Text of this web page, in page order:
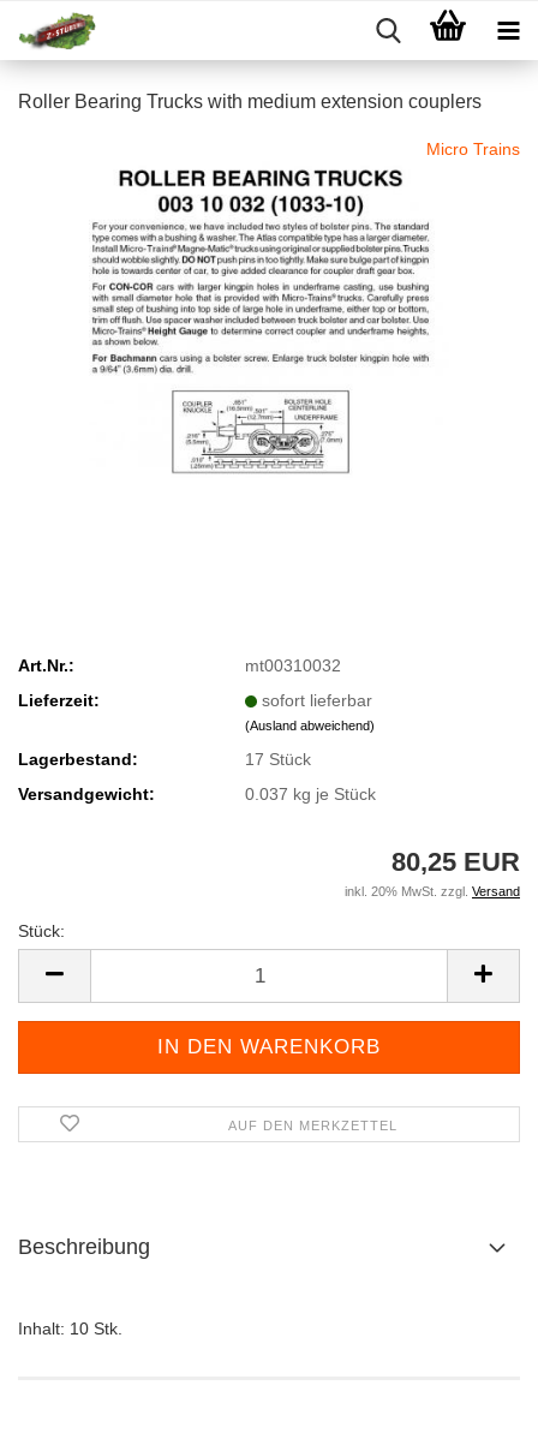
Roller Bearing Trucks with medium extension couplers
Micro Trains
Art.Nr.:
mt00310032
Lieferzeit:
sofort lieferbar
(Ausland abweichend)
Lagerbestand: 17 Stück
Versandgewicht:
0.037 kg je Stück
80,25 EUR
inkl. 20% MwSt. zzgl. Versand
Stück:
AUF DEN MERKZETTEL
Beschreibung
Inhalt: 10 Stk.